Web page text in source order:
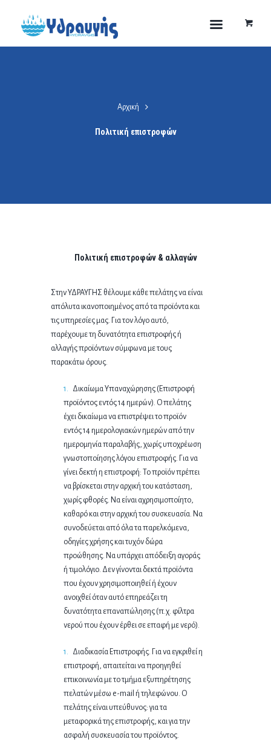
Αρχική
Πολιτική επιστροφών
Πολιτική επιστροφών & αλλαγών
ΣτηνΥΔΡΑΥΓΗΣ θέλουμε κάθε πελάτης να είναι
απόλυτα ικανοποιημένος από τα προϊόντα και
τις υπηρεσίες μας. Για τον λόγο αυτό,
παρέχουμε τη δυνατότητα επιστροφής ή
αλλαγής προϊόντων σύμφωνα με τους
παρακάτω όρους.
Δικαίωμα Υπαναχώρησης (Επιστροφή
προϊόντος εντός 14 ημερών). Ο πελάτης
έχει δικαίωμα να επιστρέψει το προϊόν
εντός 14 ημερολογιακών ημερών από την
ημερομηνία παραλαβής, χωρίς υποχρέωση
γνωστοποίησης λόγου επιστροφής. Για να
γίνει δεκτή η επιστροφή: Το προϊόν πρέπει
να βρίσκεται στην αρχική του κατάσταση,
χωρίς φθορές. Να είναι αχρησιμοποίητο,
καθαρό και στην αρχική του συσκευασία. Να
συνοδεύεται από όλα τα παρελκόμενα,
οδηγίες χρήσης και τυχόν δώρα
προώθησης. Να υπάρχει απόδειξη αγοράς
ή τιμολόγιο. Δεν γίνονται δεκτά προϊόντα
που έχουν χρησιμοποιηθεί ή έχουν
ανοιχθεί όταν αυτό επηρεάζει τη
δυνατότητα επαναπώλησης (π.χ. φίλτρα
νερού που έχουν έρθει σε επαφή με νερό).
Διαδικασία Επιστροφής. Για να εγκριθεί η
επιστροφή, απαιτείται να προηγηθεί
επικοινωνία με το τμήμα εξυπηρέτησης
πελατών μέσω e-mail ή τηλεφώνου. Ο
πελάτης είναι υπεύθυνος: για τα
μεταφορικά της επιστροφής, και για την
ασφαλή συσκευασία του προϊόντος.